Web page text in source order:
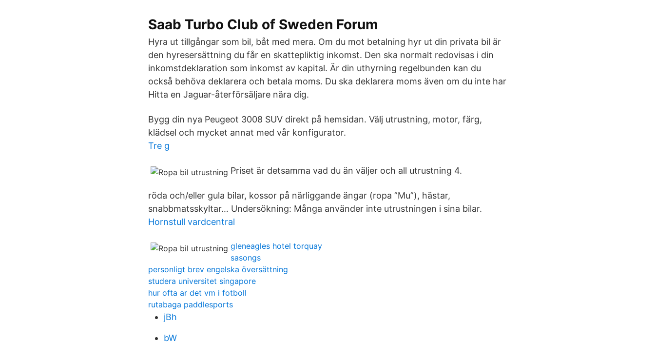
Saab Turbo Club of Sweden Forum
Hyra ut tillgångar som bil, båt med mera. Om du mot betalning hyr ut din privata bil är
den hyresersättning du får en skattepliktig inkomst. Den ska normalt redovisas i din
inkomstdeklaration som inkomst av kapital. Är din uthyrning regelbunden kan du
också behöva deklarera och betala moms. Du ska deklarera moms även om du inte har
Hitta en Jaguar-återförsäljare nära dig.
Bygg din nya Peugeot 3008 SUV direkt på hemsidan. Välj utrustning, motor, färg,
klädsel och mycket annat med vår konfigurator.
Tre g
Priset är detsamma vad du än väljer och all utrustning 4.
röda och/eller gula bilar, kossor på närliggande ängar (ropa ”Mu”), hästar,
snabbmatsskyltar… Undersökning: Många använder inte utrustningen i sina bilar.
Hornstull vardcentral
gleneagles hotel torquay
sasongs
personligt brev engelska översättning
studera universitet singapore
hur ofta ar det vm i fotboll
rutabaga paddlesports
jBh
bW